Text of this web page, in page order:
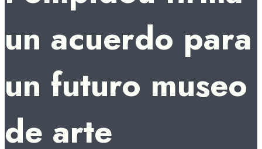
un acuerdo para
un futuro museo
de arte